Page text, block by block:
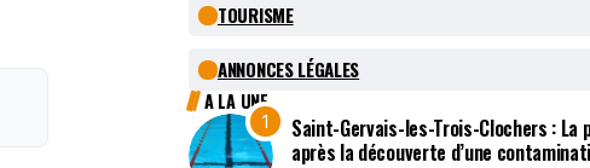
TOURISME
ANNONCES LÉGALES
A LA UNE
Saint-Gervais-les-Trois-Clochers :
après la découverte d’une